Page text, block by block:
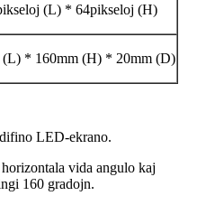
(L) * 64pikseloj (H)
(L) * 160mm (H) * 20mm (D)
LED-ekrano.
vida angulo kaj
160 gradojn.